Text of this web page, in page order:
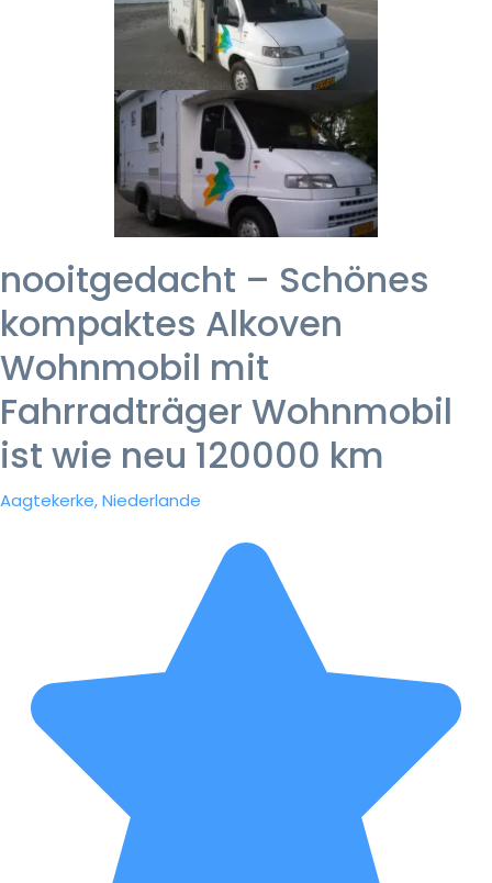
nooitgedacht – Schönes
kompaktes Alkoven
Wohnmobil mit
Fahrradträger Wohnmobil
ist wie neu 120000 km
Aagtekerke, Niederlande